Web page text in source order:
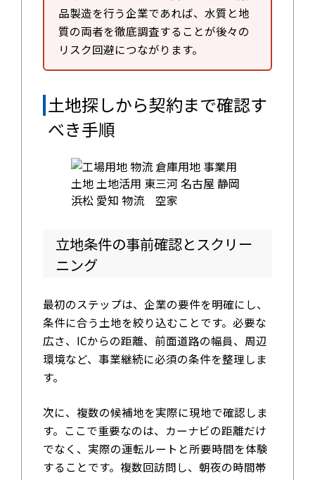
品製造を行う企業であれば、水質と地
質の両者を徹底調査することが後々の
リスク回避につながります。
土地探しから契約まで確認す
べき手順
立地条件の事前確認とスクリー
ニング
最初のステップは、企業の要件を明確にし、
条件に合う土地を絞り込むことです。必要な
広さ、ICからの距離、前面道路の幅員、周辺
環境など、事業継続に必須の条件を整理しま
す。
次に、複数の候補地を実際に現地で確認しま
す。ここで重要なのは、カーナビの距離だけ
でなく、実際の運転ルートと所要時間を体験
することです。複数回訪問し、朝夜の時間帯